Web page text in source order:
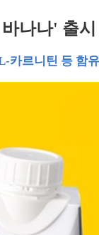
나나' 출시
카르니틴 등 함유